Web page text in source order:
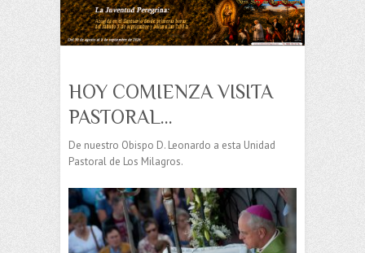
HOY COMIENZA VISITA
PASTORAL…
De nuestro Obispo D. Leonardo a esta Unidad
Pastoral de Los Milagros.